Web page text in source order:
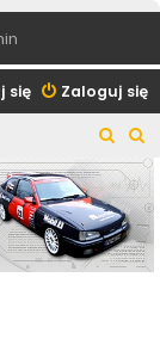
Zaloguj się
się
z
u
k
z
u
k
a